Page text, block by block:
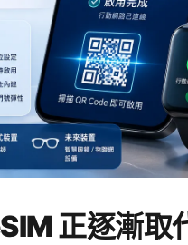
正逐漸取